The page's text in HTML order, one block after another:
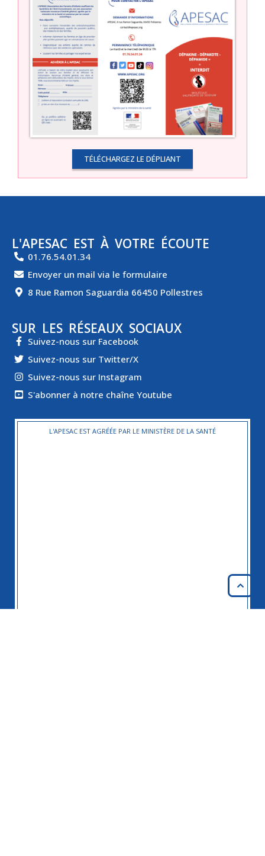
TÉLÉCHARGEZ LE DÉPLIANT
L'APESAC EST À VOTRE ÉCOUTE
01.76.54.01.34
Envoyer un mail via le formulaire
8 Rue Ramon Saguardia 66450 Pollestres
SUR LES RÉSEAUX SOCIAUX
Suivez-nous sur Facebook
Suivez-nous sur Twitter/X
Suivez-nous sur Instagram
S'abonner à notre chaîne Youtube
L'APESAC EST AGRÉÉE PAR LE MINISTÈRE DE LA SANTÉ